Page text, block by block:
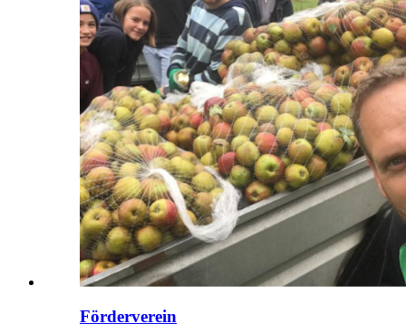
Förderverein